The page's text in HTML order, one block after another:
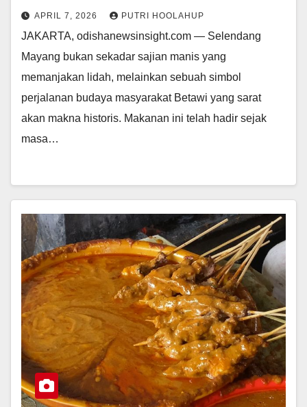
APRIL 7, 2026 PUTRI HOOLAHUP
JAKARTA, odishanewsinsight.com — Selendang
Mayang bukan sekadar sajian manis yang
memanjakan lidah, melainkan sebuah simbol
perjalanan budaya masyarakat Betawi yang sarat
akan makna historis. Makanan ini telah hadir sejak
masa…